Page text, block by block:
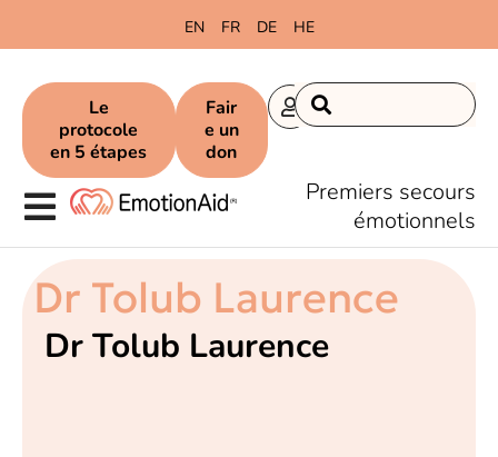
EN FR DE HE
Premiers secours
émotionnels
Le
protocole
en 5 étapes
Fair
e un
don
Dr Tolub Laurence
Dr Tolub Laurence